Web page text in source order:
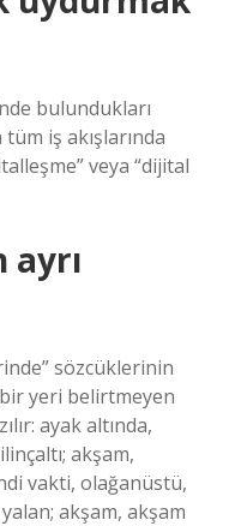
bulundukları
iş akışlarında
veya “dijital
ayrı
sözcüklerinin
yeri belirtmeyen
ayak altında,
akşam,
vakti, olağanüstü,
akşam, akşam